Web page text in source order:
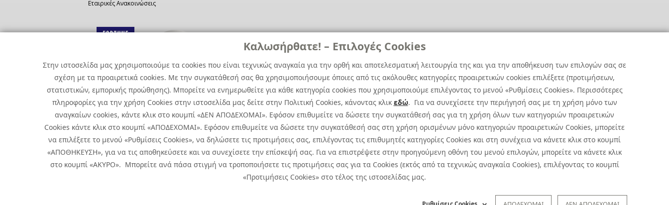
Καλωσήρθατε! – Επιλογές Cookies
Στην ιστοσελίδα μας χρησιμοποιούμε τα cookies που είναι τεχνικώς αναγκαία για την ορθή και αποτελεσματική λειτουργία της και για την αποθήκευση των επιλογών σας σε
σχέση με τα προαιρετικά cookies. Με την συγκατάθεσή σας θα χρησιμοποιήσουμε όποιες από τις ακόλουθες κατηγορίες προαιρετικών cookies επιλέξετε (προτιμήσεων,
στατιστικών, εμπορικής προώθησης). Μπορείτε να ενημερωθείτε για κάθε κατηγορία cookies που χρησιμοποιούμε επιλέγοντας το μενού «Ρυθμίσεις Cookies». Περισσότερες
πληροφορίες για την χρήση Cookies στην ιστοσελίδα μας δείτε στην Πολιτική Cookies, κάνοντας κλικ εδώ. Για να συνεχίσετε την περιήγησή σας με τη χρήση μόνο των
αναγκαίων cookies, κάντε κλικ στο κουμπί «ΔΕΝ ΑΠΟΔΕΧΟΜΑΙ». Εφόσον επιθυμείτε να δώσετε την συγκατάθεσή σας για τη χρήση όλων των κατηγοριών προαιρετικών
Cookies κάντε κλικ στο κουμπί «ΑΠΟΔΕΧΟΜΑΙ». Εφόσον επιθυμείτε να δώσετε την συγκατάθεσή σας στη χρήση ορισμένων μόνο κατηγοριών προαιρετικών Cookies, μπορείτε
να επιλέξετε το μενού «Ρυθμίσεις Cookies», να δηλώσετε τις προτιμήσεις σας, επιλέγοντας τις επιθυμητές κατηγορίες Cookies και στη συνέχεια να κάνετε κλικ στο κουμπί
«ΑΠΟΘΗΚΕΥΣΗ», για να τις αποθηκεύσετε και να συνεχίσετε την επίσκεψή σας. Για να επιστρέψετε στην προηγούμενη οθόνη του μενού επιλογών, μπορείτε να κάνετε κλικ
στο κουμπί «ΑΚΥΡΟ». Μπορείτε ανά πάσα στιγμή να τροποποιήσετε τις προτιμήσεις σας για τα Cookies (εκτός από τα τεχνικώς αναγκαία Cookies), επιλέγοντας το κουμπί
«Προτιμήσεις Cookies» στο τέλος της ιστοσελίδας μας.
Εταιρικές Ανακοινώσεις
Copyright © 2026 Infoquest.gr Με επιφύλαξη κάθε νόμιμου δικαιώματος. Πολιτική Cookies Προτιμήσεις Cookies
Όροι Χρήσης
Πολιτική Απορρήτου: Για να ενημερωθείτε σχετικά με την επεξεργασία προσωπικών δεδομένων πατήστε
Ειδική Δήλωση CCTV|Ειδική Δήλωση Απορρήτου Υποβολής Αναφορών